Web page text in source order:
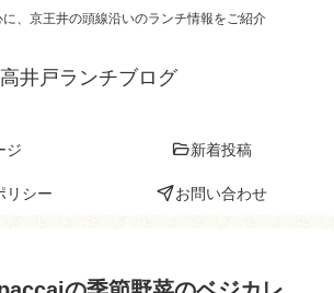
、京王井の頭線沿いのランチ情報をご紹介
高井戸ランチブログ
ジ 新着投稿
リシー お問い合わせ